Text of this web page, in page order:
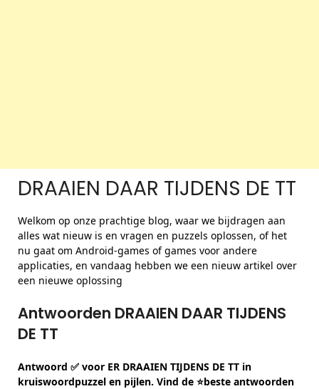
DRAAIEN DAAR TIJDENS DE TT
Welkom op onze prachtige blog, waar we bijdragen aan
alles wat nieuw is en vragen en puzzels oplossen, of het
nu gaat om Android-games of games voor andere
applicaties, en vandaag hebben we een nieuw artikel over
een nieuwe oplossing
Antwoorden DRAAIEN DAAR TIJDENS
DE TT
Antwoord ✅ voor ER DRAAIEN TIJDENS DE TT in
kruiswoordpuzzel en pijlen. Vind de ⭐beste antwoorden